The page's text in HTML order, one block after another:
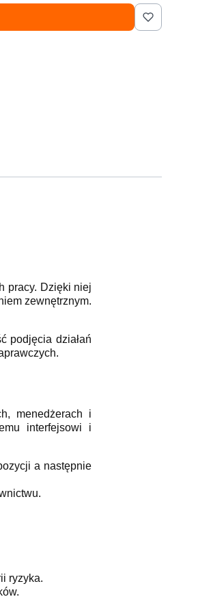
pracy. Dzięki niej
zewnętrznym.
podjęcia działań
menedżerach i
interfejsowi i
a następnie
ryzyka.